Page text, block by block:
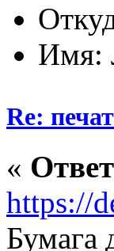
Имя:
Re:
«
https://
Бумага